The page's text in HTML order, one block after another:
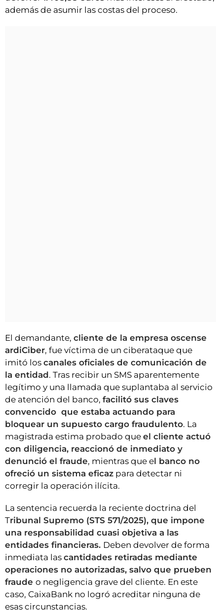
además de asumir las costas del proceso.
El demandante, cliente de la empresa oscense
ardiCiber, fue víctima de un ciberataque que
imitó los canales oficiales de comunicación de
la entidad. Tras recibir un SMS aparentemente
legítimo y una llamada que suplantaba al servicio
de atención del banco, facilitó sus claves
convencido que estaba actuando para
bloquear un supuesto cargo fraudulento. La
magistrada estima probado que el cliente actuó
con diligencia, reaccionó de inmediato y
denunció el fraude, mientras que el banco no
ofreció un sistema eficaz para detectar ni
corregir la operación ilícita.
La sentencia recuerda la reciente doctrina del
Tribunal Supremo (STS 571/2025), que impone
una responsabilidad cuasi objetiva a las
entidades financieras. Deben devolver de forma
inmediata las cantidades retiradas mediante
operaciones no autorizadas, salvo que prueben
fraude o negligencia grave del cliente. En este
caso, CaixaBank no logró acreditar ninguna de
esas circunstancias.